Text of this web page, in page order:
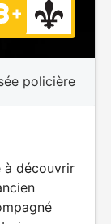
policière
à découvrir